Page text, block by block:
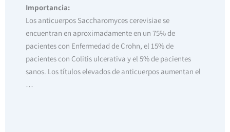
Importancia:
Los anticuerpos Saccharomyces cerevisiae se
encuentran en aproximadamente en un 75% de
pacientes con Enfermedad de Crohn, el 15% de
pacientes con Colitis ulcerativa y el 5% de pacientes
sanos. Los títulos elevados de anticuerpos aumentan el
…